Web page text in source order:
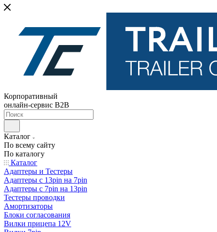
Корпоративный
онлайн-сервис B2B
Каталог
По всему сайту
По каталогу
Каталог
Адаптеры и Тестеры
Адаптеры с 13pin на 7pin
Адаптеры с 7pin на 13pin
Тестеры проводки
Амортизаторы
Блоки согласования
Вилки прицепа 12V